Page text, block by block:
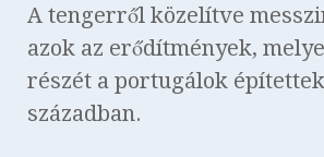
A tengerről közelítve
azok az erődítmények,
részét a portugálok
században.